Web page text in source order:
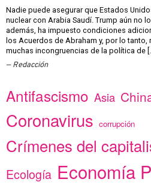
Nadie puede asegurar que Estados
nuclear con Arabia Saudí. Trump aún no
además, ha impuesto condiciones
los Acuerdos de Abraham y, por lo tanto,
muchas incongruencias de la política de
Redacción
Antifascismo Asia
Coronavirus corrupción
Crímenes del
Ecología Economía